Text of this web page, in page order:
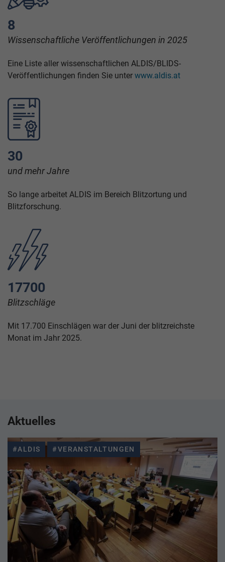
8
Wissenschaftliche Veröffentlichungen in 2025
Eine Liste aller wissenschaftlichen ALDIS/BLIDS-
Veröffentlichungen finden Sie unter www.aldis.at
30
und mehr Jahre
So lange arbeitet ALDIS im Bereich Blitzortung und
Blitzforschung.
17700
Blitzschläge
Mit 17.700 Einschlägen war der Juni der blitzreichste
Monat im Jahr 2025.
Aktuelles
#ALDIS #VERANSTALTUNGEN